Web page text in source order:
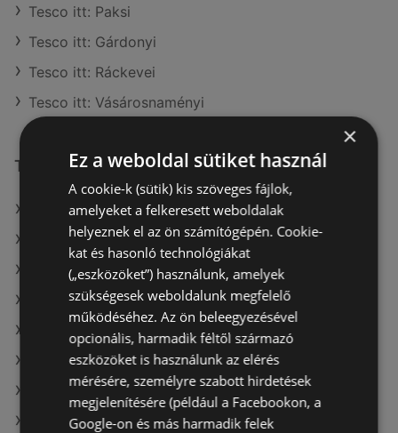
Tesco itt: Paksi
Tesco itt: Gárdonyi
Tesco itt: Ráckevei
Tesco itt: Vásárosnaményi
További linkek
A(z) Tesco ajánlatai
A(z) Ecofamily ajánlatai
A(z) Lidl ajánlatai
A(z) COOP Szolnok Zrt. aktuális akciós újságjai
A(z) ÁRKLUB aktuális akciós újságjai
A(z) ALDI aktuális akciós újságjai
A(z) Príma aktuális akciós újságjai
A(z) Family Frost aktuális akciós újságjai
×
Ez a weboldal sütiket használ
A cookie-k (sütik) kis szöveges fájlok,
amelyeket a felkeresett weboldalak
helyeznek el az ön számítógépén. Cookie-
kat és hasonló technológiákat
(„eszközöket”) használunk, amelyek
szükségesek weboldalunk megfelelő
működéséhez. Az ön beleegyezésével
opcionális, harmadik féltől származó
eszközöket is használunk az elérés
mérésére, személyre szabott hirdetések
megjelenítésére (például a Facebookon, a
Google-on és más harmadik felek